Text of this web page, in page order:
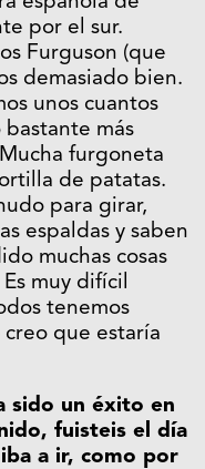
por el sur.
Furguson (que
demasiado bien.
unos cuantos
bastante más
furgoneta
de patatas.
para girar,
espaldas y saben
muchas cosas
muy difícil
tenemos
que estaría
sido un éxito en
fuisteis el día
a ir, como por